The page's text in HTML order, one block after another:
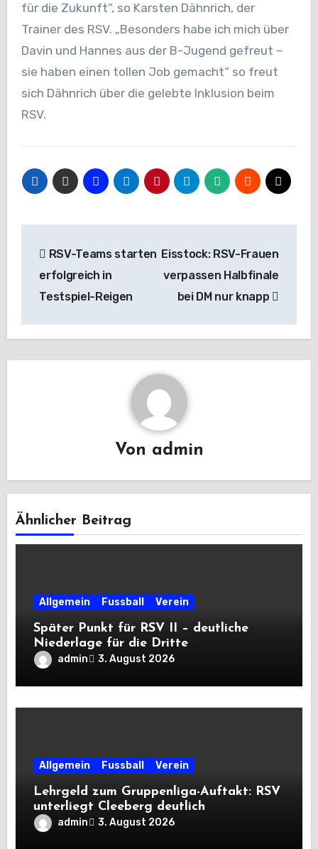
für die Zukunft“, so Karsten Dähnrich, der
Trainer des RSV. „Besonders habe ich mich über
Davin und Hannes aus der B-Jugend gefreut –
sie haben einen tollen Job gemacht“ so freut
sich Dähnrich über die gelebte Inklusion beim
RSV.
RSV-Teams starten
erfolgreich in
Testspiel-Reigen
Eisstock: RSV-Frauen
verpassen Halbfinale
bei DM nur knapp
Von admin
Ähnlicher Beitrag
Allgemein Fussball Verein
Später Punkt für RSV II – deutliche
Niederlage für die Dritte
admin 3. August 2026
Allgemein Fussball Verein
Lehrgeld zum Gruppenliga-Auftakt: RSV
unterliegt Cleeberg deutlich
admin 3. August 2026